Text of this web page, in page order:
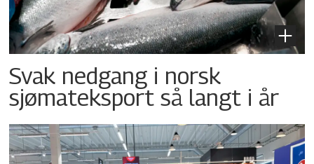
Svak nedgang i norsk
sjømateksport så langt i år